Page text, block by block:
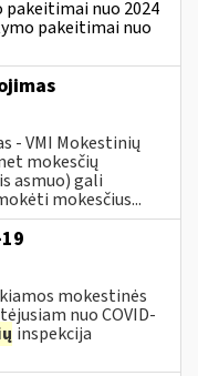
nuo 2024
pakeitimai nuo
- VMI Mokestinių
mokesčių
asmuo) gali
mokesčius...
mokestinės
nuo COVID-
inspekcija